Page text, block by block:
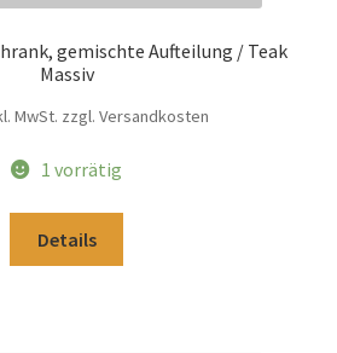
gemischte Aufteilung / Teak
Massiv
MwSt. zzgl. Versandkosten
1 vorrätig
Details